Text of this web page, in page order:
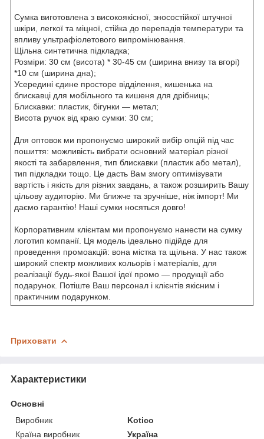
Сумка виготовлена з високоякісної, зносостійкої штучної
шкіри, легкої та міцної, стійка до перепадів температури та
впливу ультрафіолетового випромінювання.
Щільна синтетична підкладка;
Розміри: 30 см (висота) * 30-45 см (ширина внизу та вгорі)
*10 см (ширина дна);
Усередині єдине просторе відділення, кишенька на
блискавці для мобільного та кишеня для дрібниць;
Блискавки: пластик, бігунки — метал;
Висота ручок від краю сумки: 30 см;
Для оптовок ми пропонуємо широкий вибір опцій під час
пошиття: можливість вибрати основний матеріал різної
якості та забарвлення, тип блискавки (пластик або метал),
тип підкладки тощо. Це дасть Вам змогу оптимізувати
вартість і якість для різних завдань, а також розширить Вашу
цільову аудиторію. Ми ближче та зручніше, ніж імпорт! Ми
даємо гарантію! Наші сумки носяться довго!
Корпоративним клієнтам ми пропонуємо нанести на сумку
логотип компанії. Ця модель ідеально підійде для
проведення промоакцій: вона містка та щільна. У нас також
широкий спектр можливих кольорів і матеріалів, для
реалізації будь-якої Вашої ідеї промо — продукції або
подарунок. Потіште Ваш персонал і клієнтів якісним і
практичним подарунком.
Приховати
Характеристики
Основні
Виробник
Kotico
Країна виробник
Україна